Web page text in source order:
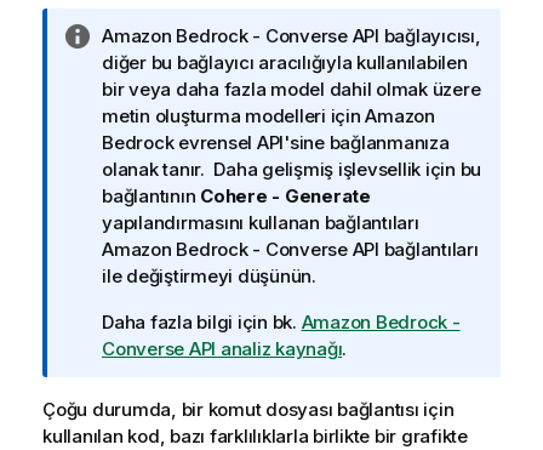
B
i
l
g
i
n
o
t
u
Amazon Bedrock - Converse API bağlayıcısı,
diğer bu bağlayıcı aracılığıyla kullanılabilen
bir veya daha fazla model dahil olmak üzere
metin oluşturma modelleri içinAmazon
Bedrockevrensel API'sine bağlanmanıza
olanak tanır. Daha gelişmiş işlevsellik için bu
bağlantının Cohere - Generate
yapılandırmasını kullanan bağlantıları
Amazon Bedrock - Converse API bağlantıları
ile değiştirmeyi düşünün.
Daha fazla bilgi için bk. Amazon Bedrock -
Converse API analiz kaynağı.
Çoğu durumda, bir komut dosyası bağlantısı için
kullanılan kod, bazı farklılıklarla birlikte bir grafikte